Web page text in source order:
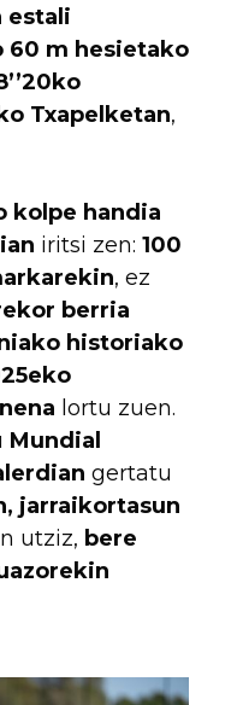
estali
60 m hesietako
Txapelketan,
kolpe handia
iritsi zen: 100
, ez
berria
historiako
lortu zuen.
Mundial
gertatu
jarraikortasun
utziz, bere